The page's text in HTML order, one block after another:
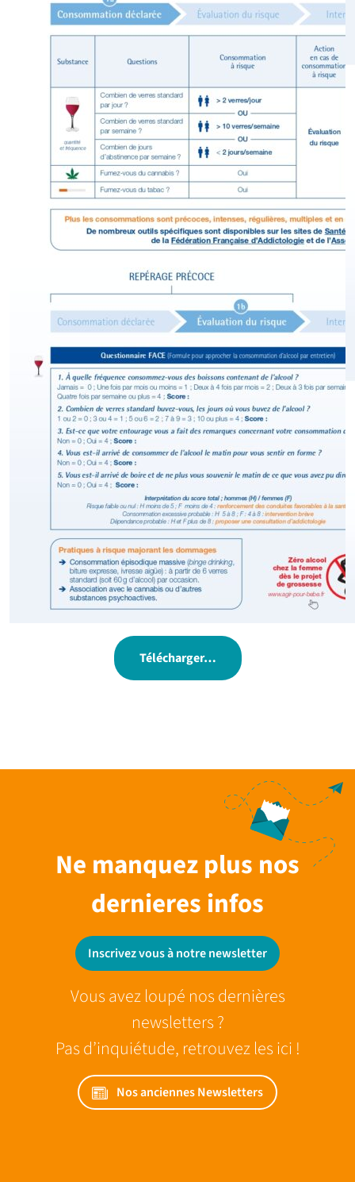
Télécharger…
Ne manquez plus nos
dernieres infos
Inscrivez vous à notre newsletter
Vous avez loupé nos dernières
newsletters ?
Pas d’inquiétude, retrouvez les ici !
Nos anciennes Newsletters